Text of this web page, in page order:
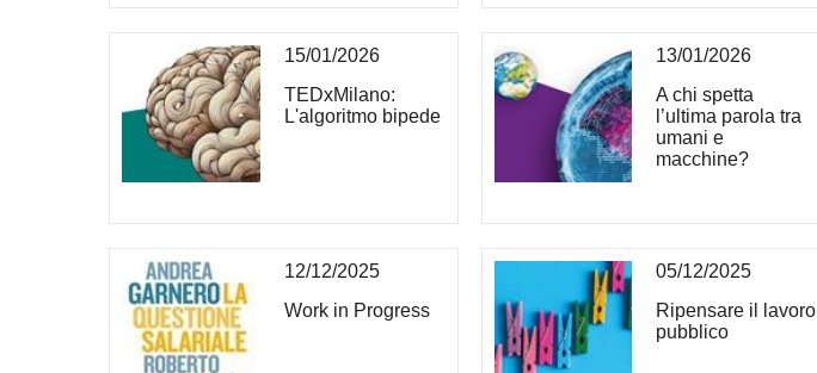
15/01/2026
TEDxMilano:
L'algoritmo bipede
13/01/2026
A chi spetta
l’ultima parola tra
umani e
macchine?
12/12/2025
Work in Progress
05/12/2025
Ripensare il lavoro
pubblico